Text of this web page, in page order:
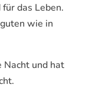
das Leben.
wie in
Nacht und hat